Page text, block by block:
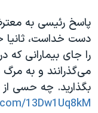
پاسخ رئیسی به
دست خداست، ثانیا
را جای بیمارانی که
می‌گذرانند و به
بگذارید. چه حسی
13Dw1Uq8kM